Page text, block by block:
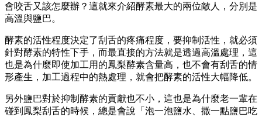
會咬舌又該怎麼辦？這就來介紹酵素最大的兩位敵人，分別是
高溫與鹽巴。
酵素的活性程度決定了刮舌的疼痛程度，要抑制活性，就必須
針對酵素的特性下手，而最直接的方法就是透過高溫處理，這
也是為什麼即使加工用的鳳梨酵素含量高，也不會有刮舌的情
形產生，加工過程中的熱處理，就會把酵素的活性大幅降低。
另外鹽巴對於抑制酵素的貢獻也不小，這也是為什麼老一輩在
碰到鳳梨刮舌的時候，總是會說「泡一泡鹽水、撒一點鹽巴吃